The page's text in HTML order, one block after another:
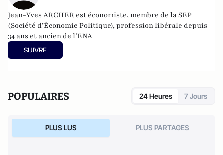
Jean-Yves ARCHER est économiste, membre de la SEP
(Société d’Économie Politique), profession libérale depuis
34 ans et ancien de l’ENA
SUIVRE
POPULAIRES 24 Heures 7 Jours
PLUS LUS PLUS PARTAGES